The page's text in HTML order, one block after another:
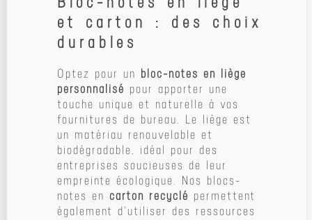
et carton : des choix
durables
Optez pour un bloc-notes en liège
personnalisé pour apporter une
touche unique et naturelle à vos
fournitures de bureau. Le liège est
un matériau renouvelable et
biodégradable, idéal pour des
entreprises soucieuses de leur
empreinte écologique. Nos blocs-
notes en carton recyclé permettent
également d'utiliser des ressources